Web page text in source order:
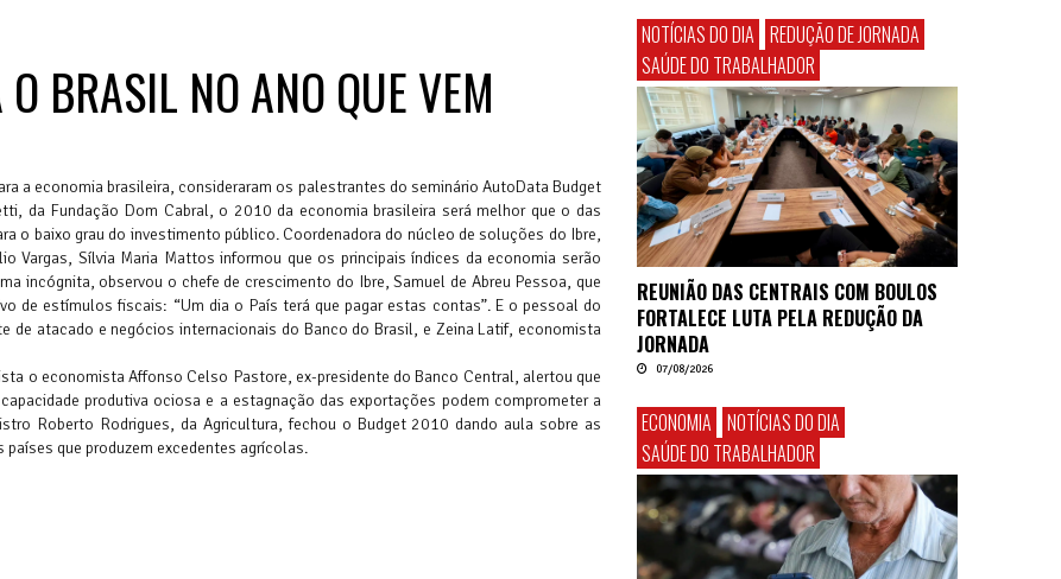
BRASIL NO ANO QUE VEM
a economia brasileira, consideraram os palestrantes do seminário AutoData Budget
da Fundação Dom Cabral, o 2010 da economia brasileira será melhor que o das
o baixo grau do investimento público. Coordenadora do núcleo de soluções do Ibre,
Vargas, Sílvia Maria Mattos informou que os principais índices da economia serão
incógnita, observou o chefe de crescimento do Ibre, Samuel de Abreu Pessoa, que
de estímulos fiscais: “Um dia o País terá que pagar estas contas”. E o pessoal do
de atacado e negócios internacionais do Banco do Brasil, e Zeina Latif, economista
o economista Affonso Celso Pastore, ex-presidente do Banco Central, alertou que
produtiva ociosa e a estagnação das exportações podem comprometer a
Roberto Rodrigues, da Agricultura, fechou o Budget 2010 dando aula sobre as
que produzem excedentes agrícolas.
NOTÍCIAS DO DIA REDUÇÃO DE JORNADA
SAÚDE DO TRABALHADOR
REUNIÃO DAS CENTRAIS COM BOULOS
FORTALECE LUTA PELA REDUÇÃO DA
JORNADA
07/08/2026
ECONOMIA NOTÍCIAS DO DIA
SAÚDE DO TRABALHADOR